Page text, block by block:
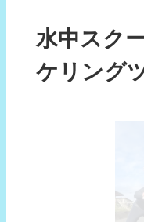
水中スク
ケリング